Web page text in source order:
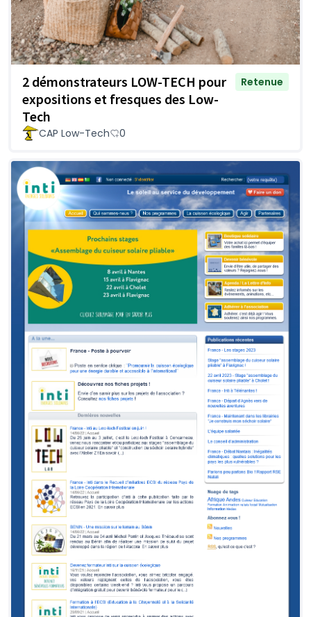
2 démonstrateurs LOW-TECH pour
expositions et fresques des Low-
Tech
Retenue
CAP Low-Tech 0